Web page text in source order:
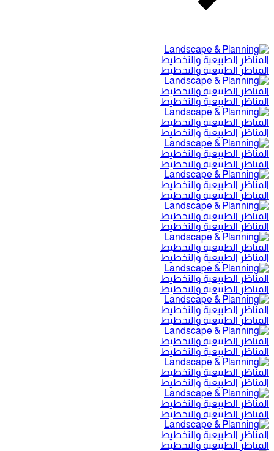
المناظر الطبيعية والتخطيط
المناظر الطبيعية والتخطيط
المناظر الطبيعية والتخطيط
المناظر الطبيعية والتخطيط
المناظر الطبيعية والتخطيط
المناظر الطبيعية والتخطيط
المناظر الطبيعية والتخطيط
المناظر الطبيعية والتخطيط
المناظر الطبيعية والتخطيط
المناظر الطبيعية والتخطيط
المناظر الطبيعية والتخطيط
المناظر الطبيعية والتخطيط
المناظر الطبيعية والتخطيط
المناظر الطبيعية والتخطيط
المناظر الطبيعية والتخطيط
المناظر الطبيعية والتخطيط
المناظر الطبيعية والتخطيط
المناظر الطبيعية والتخطيط
المناظر الطبيعية والتخطيط
المناظر الطبيعية والتخطيط
المناظر الطبيعية والتخطيط
المناظر الطبيعية والتخطيط
المناظر الطبيعية والتخطيط
المناظر الطبيعية والتخطيط
المناظر الطبيعية والتخطيط
المناظر الطبيعية والتخطيط